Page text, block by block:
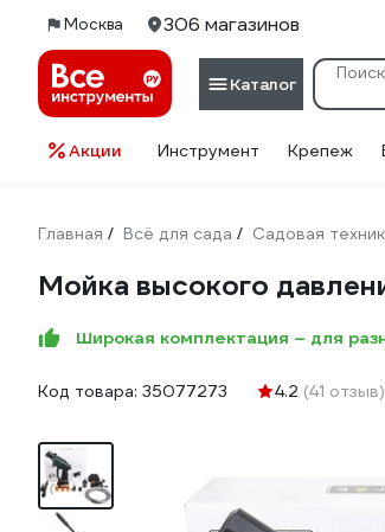
Москва 306 магазинов
Каталог
Акции Инструмент Крепеж
Главная / Всё для сада / Садовая
Мойка высокого
Широкая комплектация – для
Код товара: 35077273 4.2 (41 отзыв)